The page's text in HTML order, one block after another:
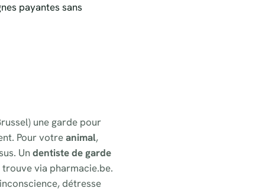
payantes sans
une garde pour
Pour votreanimal,
Undentiste de garde
trouve via pharmacie.be.
détresse